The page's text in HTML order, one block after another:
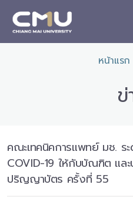
หน้าแรก
ข่
คณะเทคนิคการแพทย์ มช. ร
COVID-19 ให้กับบัณฑิต แล
ปริญญาบัตร ครั้งที่ 55